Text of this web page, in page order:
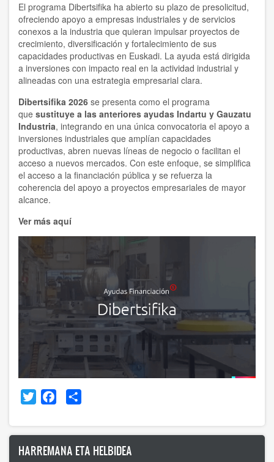
El programa Dibertsifika ha abierto su plazo de presolicitud,
ofreciendo apoyo a empresas industriales y de servicios
conexos a la industria que quieran impulsar proyectos de
crecimiento, diversificación y fortalecimiento de sus
capacidades productivas en Euskadi. La ayuda está dirigida
a inversiones con impacto real en la actividad industrial y
alineadas con una estrategia empresarial clara.
Dibertsifika 2026 se presenta como el programa
que sustituye a las anteriores ayudas Indartu y Gauzatu
Industria, integrando en una única convocatoria el apoyo a
inversiones industriales que amplían capacidades
productivas, abren nuevas líneas de negocio o facilitan el
acceso a nuevos mercados. Con este enfoque, se simplifica
el acceso a la financiación pública y se refuerza la
coherencia del apoyo a proyectos empresariales de mayor
alcance.
Ver más aquí
Twitter Facebook
HARREMANA ETA HELBIDEA